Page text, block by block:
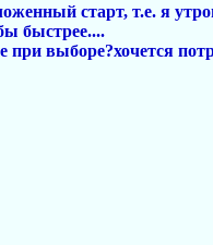
старт, т.е. я
быстрее....
выборе?хочется